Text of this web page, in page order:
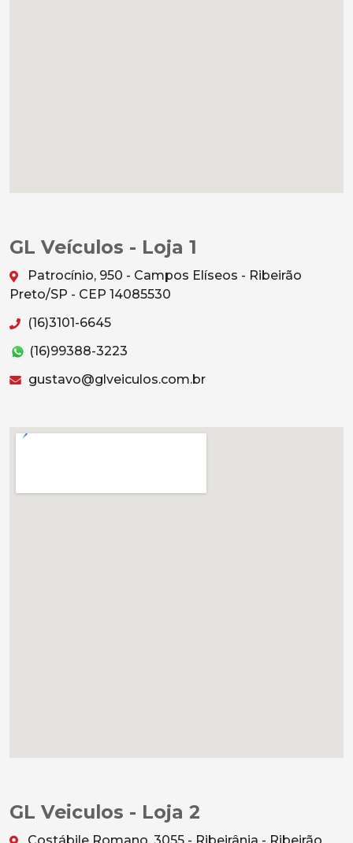
GL Veículos - Loja 1
Patrocínio, 950 - Campos Elíseos - Ribeirão
Preto/SP - CEP 14085530
(16)3101-6645
(16)99388-3223
gustavo@glveiculos.com.br
GL Veiculos - Loja 2